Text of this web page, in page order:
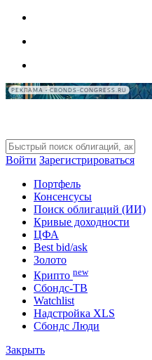
РЕКЛАМА • CBONDS-CONGRESS.RU
Войти Зарегистрироваться
Портфель
Консенсусы
Поиск облигаций (ИИ)
Кривые доходности
ЦФА
Best bid/ask
Золото
Крипто new
Сбондс-ТВ
Watchlist
Надстройка XLS
Сбондс Люди
Закрыть